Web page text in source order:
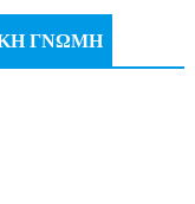
ΓΝΩΜΗ